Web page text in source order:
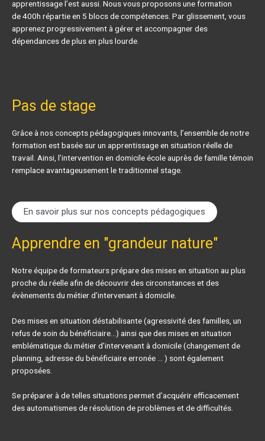
apprentissage l’est aussi. Nous vous proposons une formation
de 400h répartie en 5 blocs de compétences. Par glissement, vous
apprenez progressivement à gérer et accompagner des
dépendances de plus en plus lourde.
Pas de stage
Grâce à nos concepts pédagogiques innovants, l’ensemble de notre
formation est basée sur un apprentissage en situation réelle de
travail. Ainsi, l’intervention en domicile école auprès de famille témoin
remplace avantageusement le traditionnel stage.
En savoir plus sur nos concepts pédagogiques
Apprendre en "grandeur nature"
Notre équipe de formateurs prépare des mises en situation au plus
proche du réelle afin de découvrir des circonstances et des
évènements du métier d’intervenant à domicile.
Des mises en situation déstabilisante (agressivité des familles, un
refus de soin du bénéficiaire…) ainsi que des mises en situation
emblématique du métier d’intervenant à domicile (changement de
planning, adresse du bénéficiaire erronée … ) sont également
proposées.
Se préparer à de telles situations permet d’acquérir efficacement
des automatismes de résolution de problèmes et de difficultés.